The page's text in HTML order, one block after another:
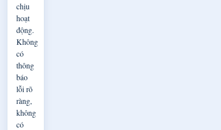
chịu
hoạt
động.
Không
có
thông
báo
lỗi rõ
ràng,
không
có